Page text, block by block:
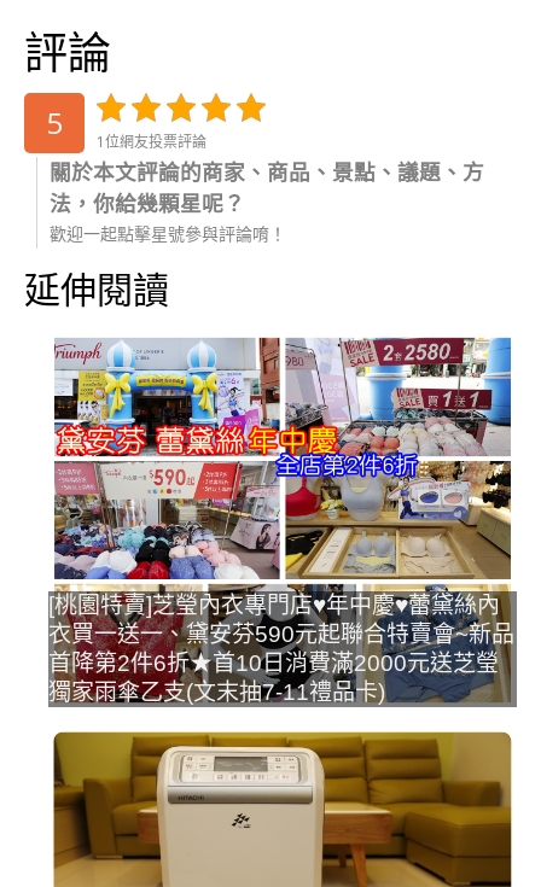
評論
5 1位網友投票評論
關於本文評論的商家、商品、景點、議題、方
法，你給幾顆星呢？
歡迎一起點擊星號參與評論唷！
延伸閱讀
[桃園特賣]芝瑩內衣專門店♥年中慶♥蕾黛絲內
衣買一送一、黛安芬590元起聯合特賣會~新品
首降第2件6折★首10日消費滿2000元送芝瑩
獨家雨傘乙支(文末抽7-11禮品卡)